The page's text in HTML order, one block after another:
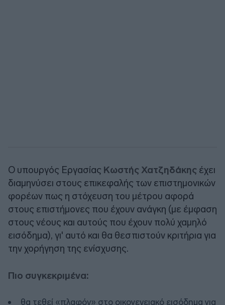
Ο υπουργός Εργασίας Κωστής Χατζηδάκης έχει
διαμηνύσει στους επικεφαλής των επιστημονικών
φορέων πως η στόχευση του μέτρου αφορά
στους επιστήμονες που έχουν ανάγκη (με έμφαση
στους νέους και αυτούς που έχουν πολύ χαμηλό
εισόδημα), γι' αυτό και θα θεσπιστούν κριτήρια για
την χορήγηση της ενίσχυσης.
Πιο συγκεκριμένα:
θα τεθεί «πλαφόν» στο οικογενειακό εισόδημα για